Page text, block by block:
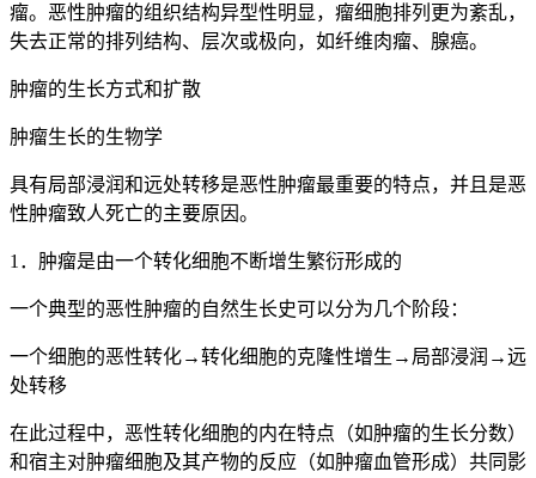
瘤。恶性肿瘤的组织结构异型性明显，瘤细胞排列更为紊乱，
失去正常的排列结构、层次或极向，如纤维肉瘤、腺癌。
肿瘤的生长方式和扩散
肿瘤生长的生物学
具有局部浸润和远处转移是恶性肿瘤最重要的特点，并且是恶
性肿瘤致人死亡的主要原因。
1．肿瘤是由一个转化细胞不断增生繁衍形成的
一个典型的恶性肿瘤的自然生长史可以分为几个阶段：
一个细胞的恶性转化→转化细胞的克隆性增生→局部浸润→远
处转移
在此过程中，恶性转化细胞的内在特点（如肿瘤的生长分数）
和宿主对肿瘤细胞及其产物的反应（如肿瘤血管形成）共同影